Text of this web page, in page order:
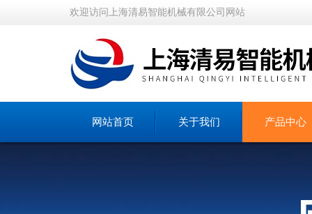
欢迎访问上海清易智能机械有限公司网站
网站首页 关于我们 产品中心